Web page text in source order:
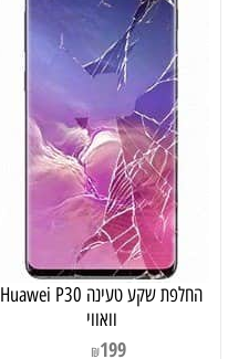
‏החלפת שקע טעינה Huawei P30
וואווי
₪199